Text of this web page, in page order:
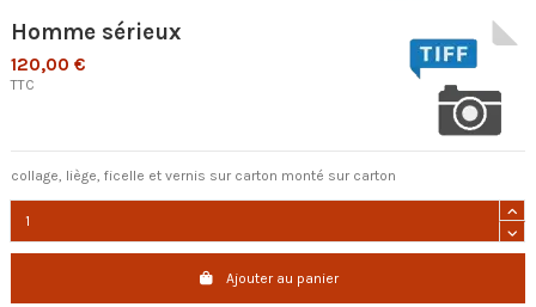
Homme sérieux
120,00 €
TTC
collage, liège, ficelle et vernis sur carton monté sur carton
Ajouter au panier